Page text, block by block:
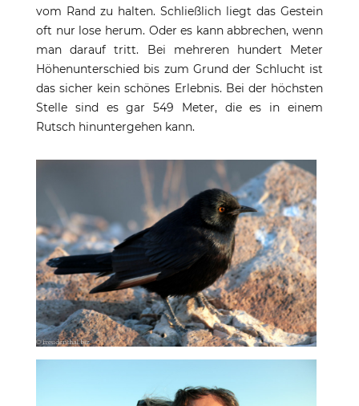
vom Rand zu halten. Schließlich liegt das Gestein
oft nur lose herum. Oder es kann abbrechen, wenn
man darauf tritt. Bei mehreren hundert Meter
Höhenunterschied bis zum Grund der Schlucht ist
das sicher kein schönes Erlebnis. Bei der höchsten
Stelle sind es gar 549 Meter, die es in einem
Rutsch hinuntergehen kann.